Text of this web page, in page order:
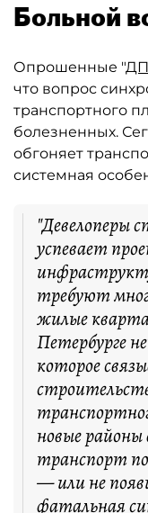
Больной
Опрошенные "ДП
что вопрос
транспортного
болезненных.
обгоняет
системная
"Девелоперы
успевает
требуют
жилые
Петербурге
которое
новые
транспорт
— или не
фатальная